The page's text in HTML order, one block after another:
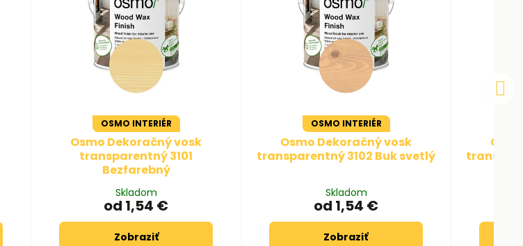
OSMO INTERIÉR
Osmo Dekoračný vosk
transparentný 3101
Bezfarebný
Skladom
od 1,54 €
Zobraziť
OSMO INTERIÉR
Osmo Dekoračný vosk
transparentný 3102 Buk svetlý
Skladom
od 1,54 €
Zobraziť